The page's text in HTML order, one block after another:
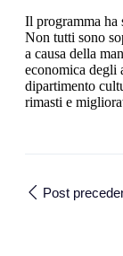
Il programma ha
Non tutti sono
a causa della
economica degli
dipartimento
rimasti e
Post